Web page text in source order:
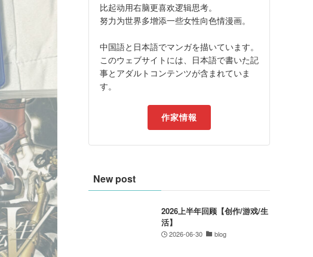
比起动用右脑更喜欢逻辑思考。
努力为世界多增添一些女性向色情漫画。
中国語と日本語でマンガを描いています。
このウェブサイトには、日本語で書いた記
事とアダルトコンテンツが含まれていま
す。
作家情報
New post
2026上半年回顾【创作/游戏/生
活】
2026-06-30 blog